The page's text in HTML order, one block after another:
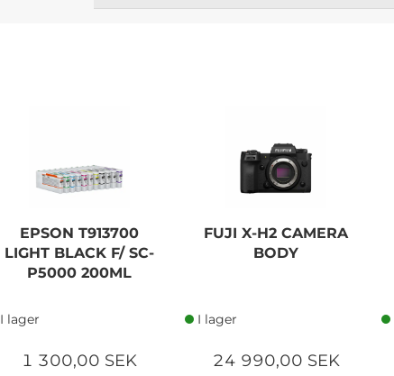
EPSON T913700
LIGHT BLACK F/ SC-
P5000 200ML
I lager
1 300,00 SEK
FUJI X-H2 CAMERA
BODY
I lager
24 990,00 SEK